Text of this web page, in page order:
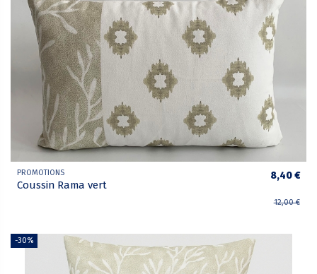
PROMOTIONS
Coussin Rama vert
8,40 €
12,00 €
-30%